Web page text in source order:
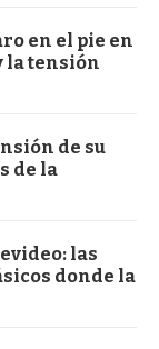
en el pie en
la tensión
de su
de la
las
donde la